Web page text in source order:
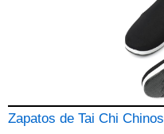
Zapatos de Tai Chi Chinos